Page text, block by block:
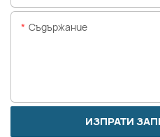
Съдържание
ИЗПРАТИ